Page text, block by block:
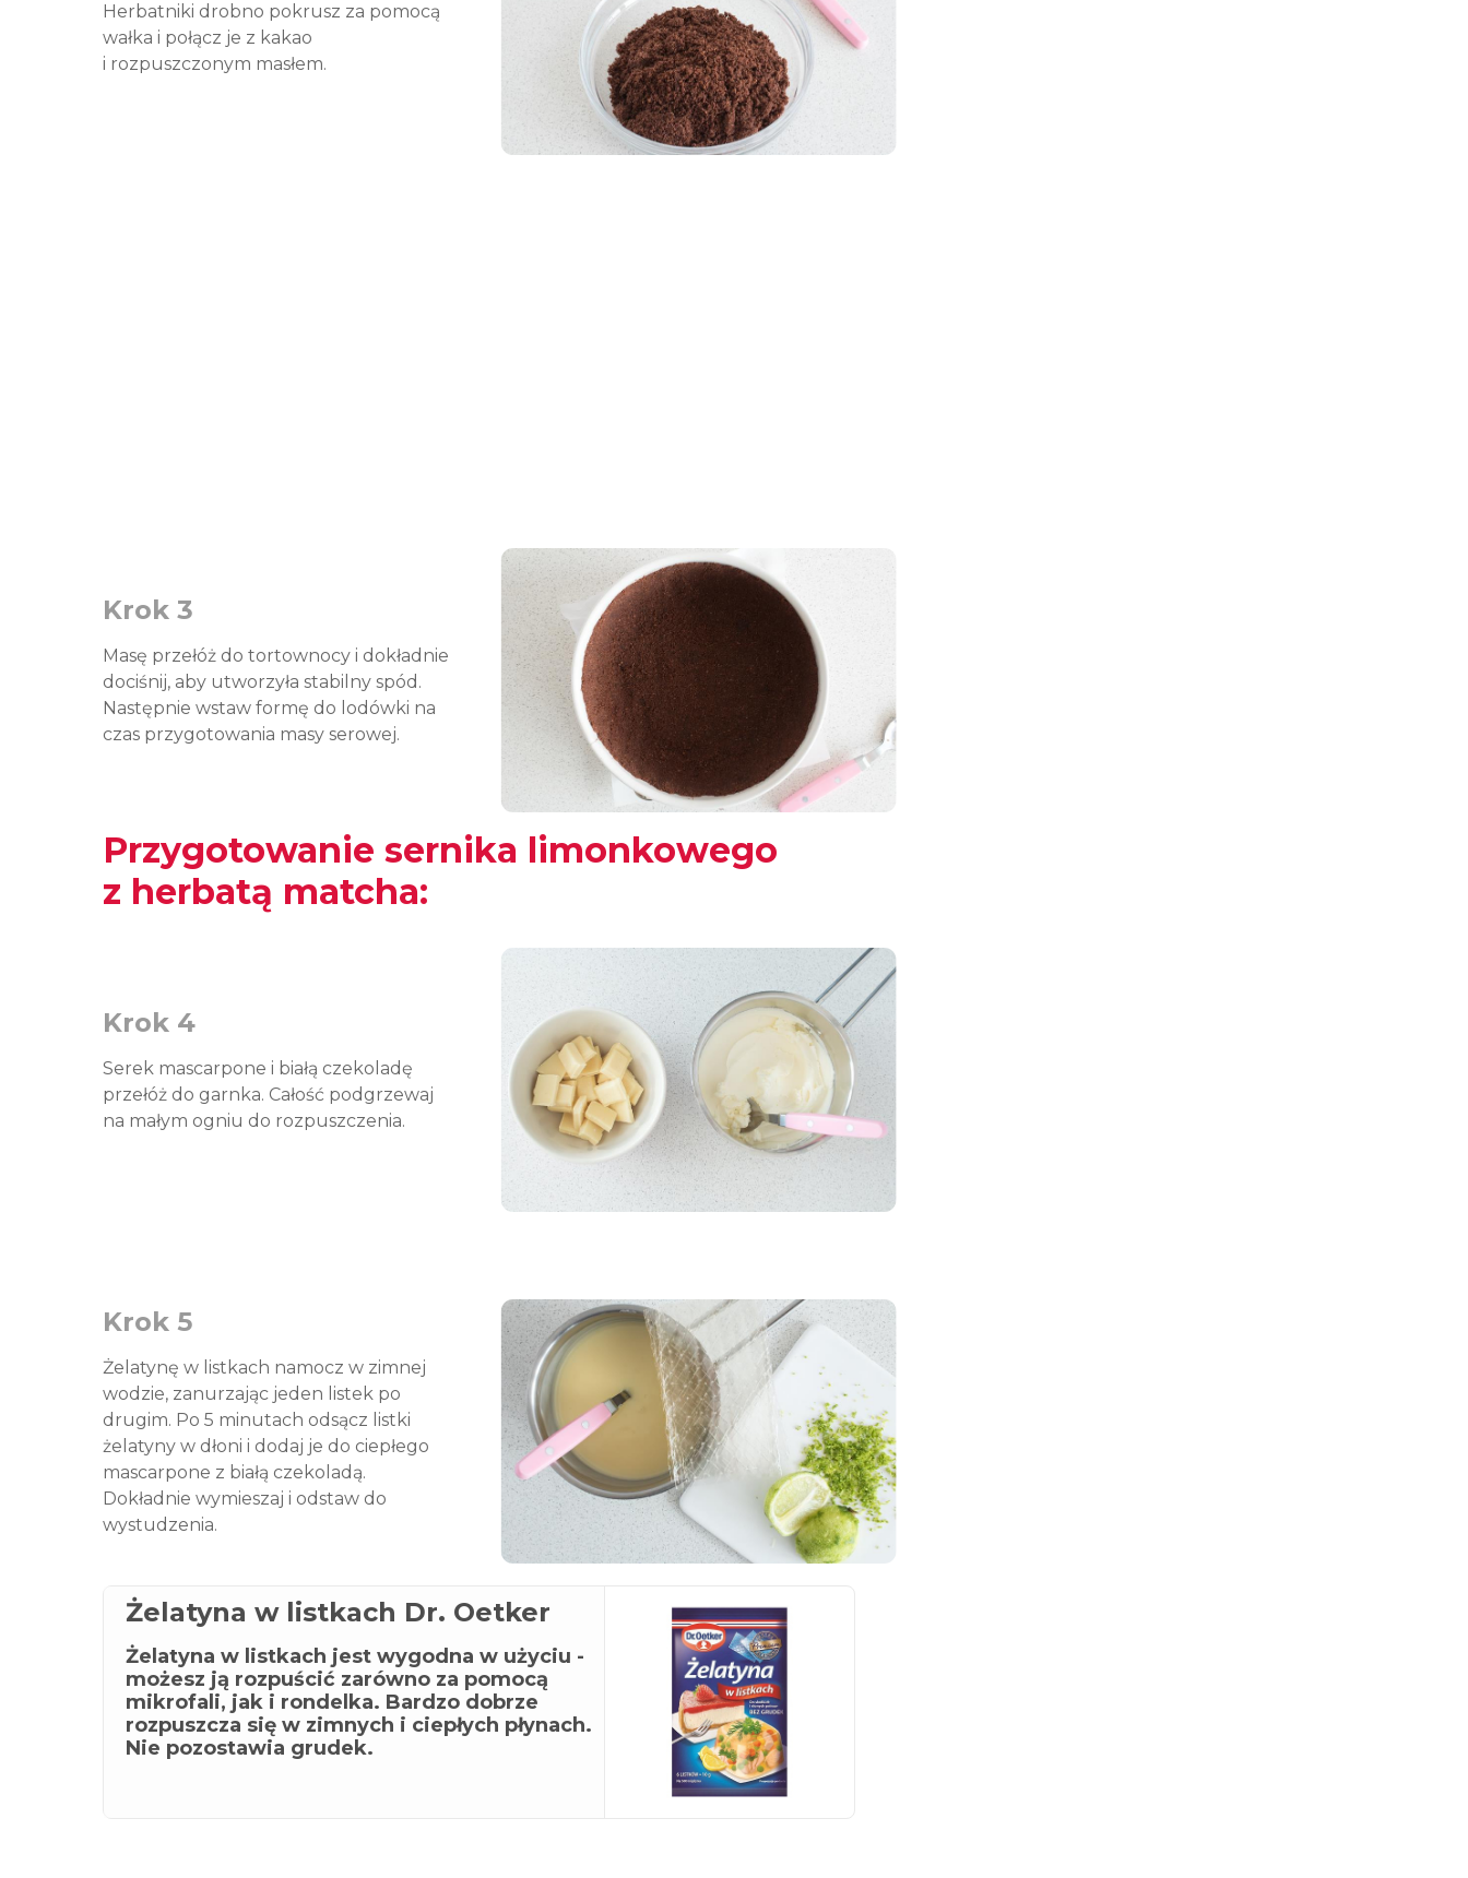
Herbatniki drobno pokrusz za pomocą
wałka i połącz je z kakao
i rozpuszczonym masłem.
Krok 3
Masę przełóż do tortownocy i dokładnie
dociśnij, aby utworzyła stabilny spód.
Następnie wstaw formę do lodówki na
czas przygotowania masy serowej.
Przygotowanie sernika limonkowego
z herbatą matcha:
Krok 4
Serek mascarpone i białą czekoladę
przełóż do garnka. Całość podgrzewaj
na małym ogniu do rozpuszczenia.
Krok 5
Żelatynę w listkach namocz w zimnej
wodzie, zanurzając jeden listek po
drugim. Po 5 minutach odsącz listki
żelatyny w dłoni i dodaj je do ciepłego
mascarpone z białą czekoladą.
Dokładnie wymieszaj i odstaw do
wystudzenia.
Żelatyna w listkach Dr. Oetker
Żelatyna w listkach jest wygodna w użyciu -
możesz ją rozpuścić zarówno za pomocą
mikrofali, jak i rondelka. Bardzo dobrze
rozpuszcza się w zimnych i ciepłych płynach.
Nie pozostawia grudek.
zaloguj
się
zarejestruj